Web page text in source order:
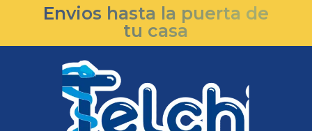
Envios hasta la puerta de
tu casa